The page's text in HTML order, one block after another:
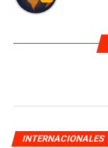
INTERNACIONALES